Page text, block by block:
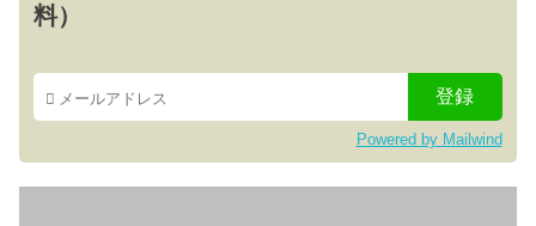
料）
Powered by Mailwind